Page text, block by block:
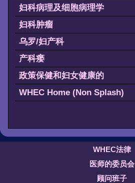
妇科病理及细胞病理学
妇科肿瘤
乌罗/妇产科
产科瘘
政策保健和妇女健康的
WHEC Home (Non Splash)
WHEC法律
医师的委员会
顾问班子